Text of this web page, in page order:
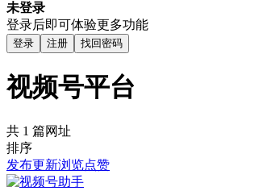
未登录
登录后即可体验更多功能
登录 注册 找回密码
视频号平台
共 1 篇网址
排序
发布更新浏览点赞